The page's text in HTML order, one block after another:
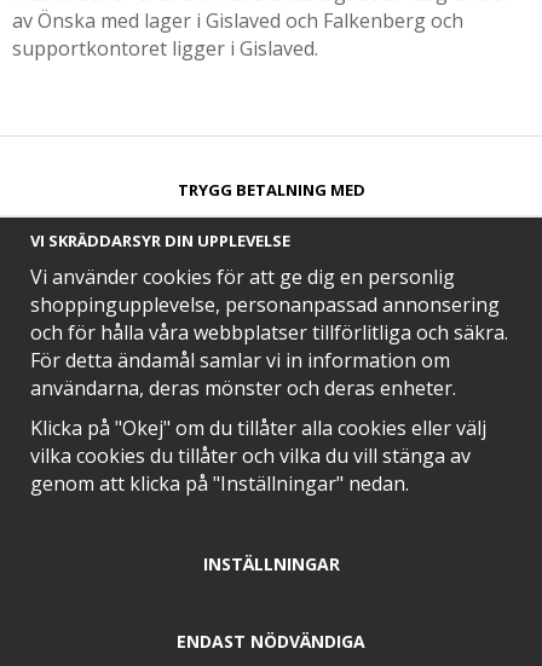
av Önska med lager i Gislaved och Falkenberg och
supportkontoret ligger i Gislaved.
TRYGG BETALNING MED​
SNABB LEVERANS MED
EN DEL AV
VI SKRÄDDARSYR DIN UPPLEVELSE
Vi använder cookies för att ge dig en personlig
shoppingupplevelse, personanpassad annonsering
och för hålla våra webbplatser tillförlitliga och säkra.
För detta ändamål samlar vi in information om
användarna, deras mönster och deras enheter.
Klicka på "Okej" om du tillåter alla cookies eller välj
vilka cookies du tillåter och vilka du vill stänga av
genom att klicka på "Inställningar" nedan.
INSTÄLLNINGAR
ENDAST NÖDVÄNDIGA